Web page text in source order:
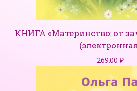
КНИГА «Материнство: от
269.00 ₽